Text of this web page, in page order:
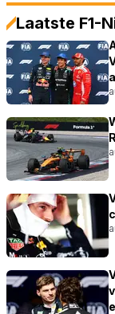
Laatste F1-